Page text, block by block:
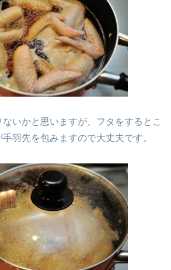
いかと思いますが、フタをするとこ
羽先を包みますので大丈夫です。